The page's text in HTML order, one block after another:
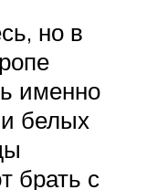
но в
именно
белых
брать с